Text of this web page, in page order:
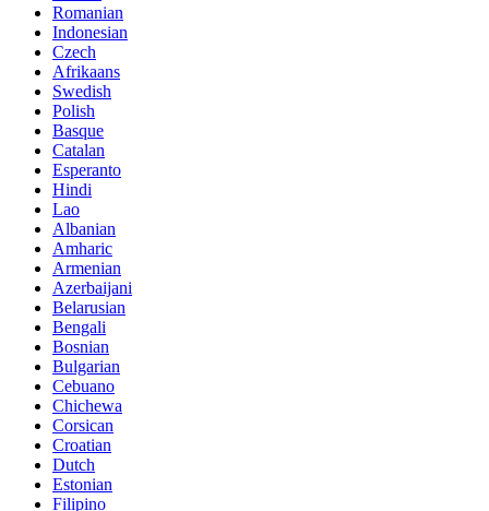
Romanian
Indonesian
Czech
Afrikaans
Swedish
Polish
Basque
Catalan
Esperanto
Hindi
Lao
Albanian
Amharic
Armenian
Azerbaijani
Belarusian
Bengali
Bosnian
Bulgarian
Cebuano
Chichewa
Corsican
Croatian
Dutch
Estonian
Filipino